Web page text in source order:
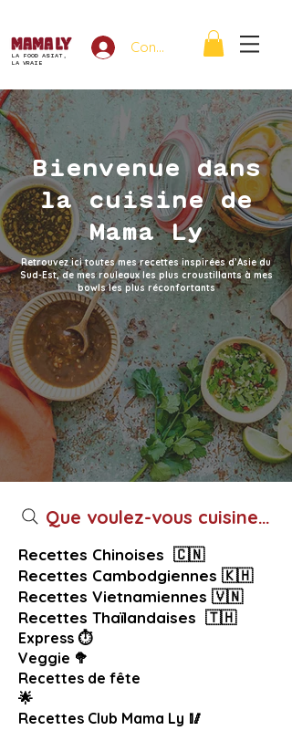
LA FOOD ASIAT,
LA VRAIE
Connexion
Bienvenue dans
la cuisine de
Mama Ly
Retrouvez ici toutes mes recettes inspirées d’Asie du
Sud-Est, de mes rouleaux les plus croustillants à mes
bowls les plus réconfortants
Que voulez-vous cuisiner
Recettes Chinoises 🇨🇳
Recettes Cambodgiennes 🇰🇭
Recettes Vietnamiennes 🇻🇳
Recettes Thaïlandaises 🇹🇭
Express ⏱️
Veggie 🥦
Recettes de fête
🌟
Recettes Club Mama Ly 🥢